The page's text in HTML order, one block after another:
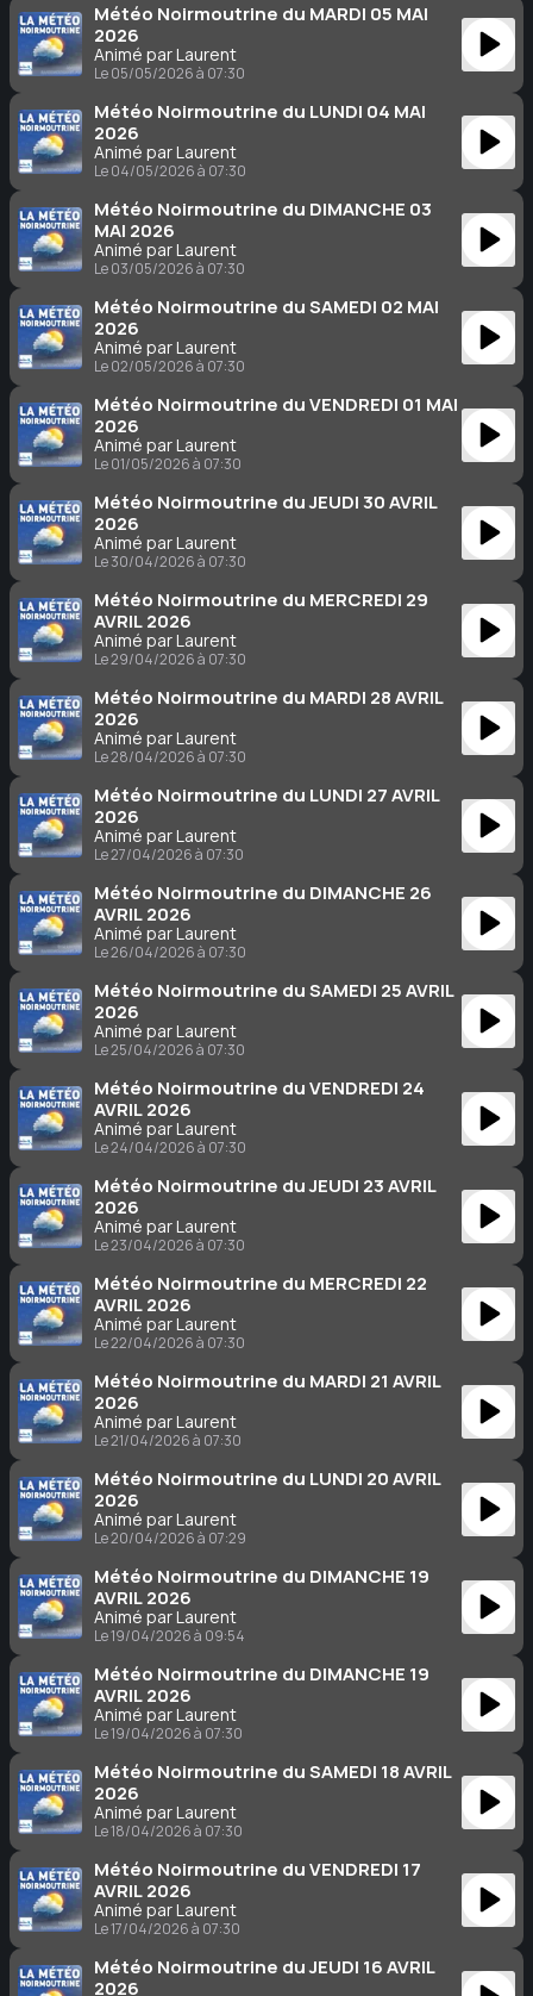
Météo Noirmoutrine du MARDI 05 MAI
2026
Animé par Laurent
Le 05/05/2026 à 07:30
Météo Noirmoutrine du LUNDI 04 MAI
2026
Animé par Laurent
Le 04/05/2026 à 07:30
Météo Noirmoutrine du DIMANCHE 03
MAI 2026
Animé par Laurent
Le 03/05/2026 à 07:30
Météo Noirmoutrine du SAMEDI 02 MAI
2026
Animé par Laurent
Le 02/05/2026 à 07:30
Météo Noirmoutrine du VENDREDI 01 MAI
2026
Animé par Laurent
Le 01/05/2026 à 07:30
Météo Noirmoutrine du JEUDI 30 AVRIL
2026
Animé par Laurent
Le 30/04/2026 à 07:30
Météo Noirmoutrine du MERCREDI 29
AVRIL 2026
Animé par Laurent
Le 29/04/2026 à 07:30
Météo Noirmoutrine du MARDI 28 AVRIL
2026
Animé par Laurent
Le 28/04/2026 à 07:30
Météo Noirmoutrine du LUNDI 27 AVRIL
2026
Animé par Laurent
Le 27/04/2026 à 07:30
Météo Noirmoutrine du DIMANCHE 26
AVRIL 2026
Animé par Laurent
Le 26/04/2026 à 07:30
Météo Noirmoutrine du SAMEDI 25 AVRIL
2026
Animé par Laurent
Le 25/04/2026 à 07:30
Météo Noirmoutrine du VENDREDI 24
AVRIL 2026
Animé par Laurent
Le 24/04/2026 à 07:30
Météo Noirmoutrine du JEUDI 23 AVRIL
2026
Animé par Laurent
Le 23/04/2026 à 07:30
Météo Noirmoutrine du MERCREDI 22
AVRIL 2026
Animé par Laurent
Le 22/04/2026 à 07:30
Météo Noirmoutrine du MARDI 21 AVRIL
2026
Animé par Laurent
Le 21/04/2026 à 07:30
Météo Noirmoutrine du LUNDI 20 AVRIL
2026
Animé par Laurent
Le 20/04/2026 à 07:29
Météo Noirmoutrine du DIMANCHE 19
AVRIL 2026
Animé par Laurent
Le 19/04/2026 à 09:54
Météo Noirmoutrine du DIMANCHE 19
AVRIL 2026
Animé par Laurent
Le 19/04/2026 à 07:30
Météo Noirmoutrine du SAMEDI 18 AVRIL
2026
Animé par Laurent
Le 18/04/2026 à 07:30
Météo Noirmoutrine du VENDREDI 17
AVRIL 2026
Animé par Laurent
Le 17/04/2026 à 07:30
Météo Noirmoutrine du JEUDI 16 AVRIL
2026